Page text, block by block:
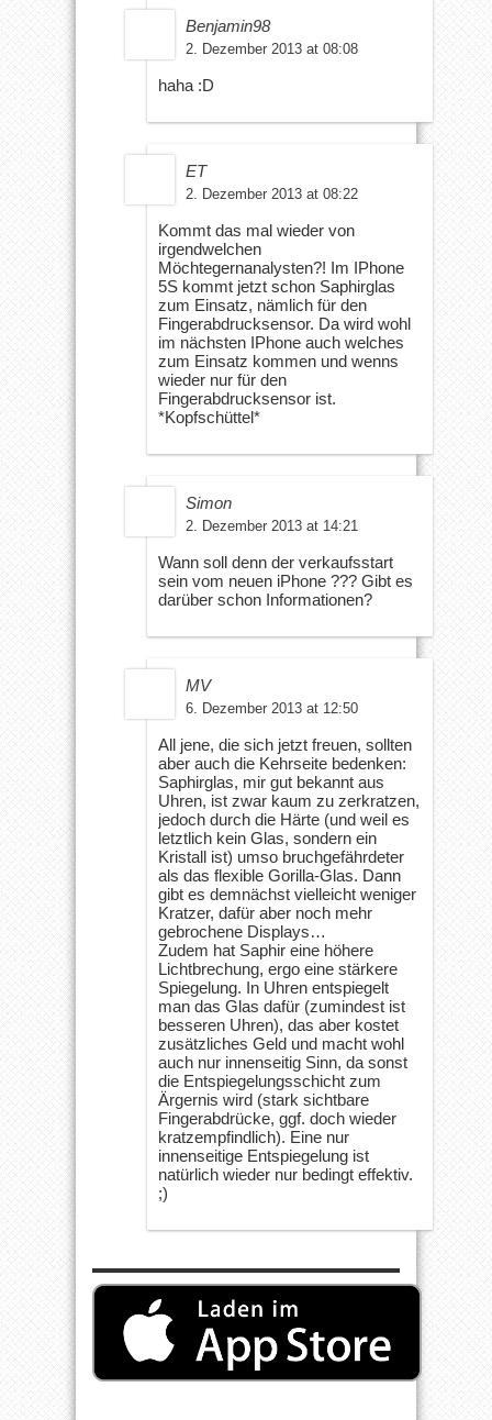
Benjamin98
2. Dezember 2013 at 08:08
haha :D
ET
2. Dezember 2013 at 08:22
Kommt das mal wieder von
irgendwelchen
Möchtegernanalysten?! Im IPhone
5S kommt jetzt schon Saphirglas
zum Einsatz, nämlich für den
Fingerabdrucksensor. Da wird wohl
im nächsten IPhone auch welches
zum Einsatz kommen und wenns
wieder nur für den
Fingerabdrucksensor ist.
*Kopfschüttel*
Simon
2. Dezember 2013 at 14:21
Wann soll denn der verkaufsstart
sein vom neuen iPhone ??? Gibt es
darüber schon Informationen?
MV
6. Dezember 2013 at 12:50
All jene, die sich jetzt freuen, sollten
aber auch die Kehrseite bedenken:
Saphirglas, mir gut bekannt aus
Uhren, ist zwar kaum zu zerkratzen,
jedoch durch die Härte (und weil es
letztlich kein Glas, sondern ein
Kristall ist) umso bruchgefährdeter
als das flexible Gorilla-Glas. Dann
gibt es demnächst vielleicht weniger
Kratzer, dafür aber noch mehr
gebrochene Displays…
Zudem hat Saphir eine höhere
Lichtbrechung, ergo eine stärkere
Spiegelung. In Uhren entspiegelt
man das Glas dafür (zumindest ist
besseren Uhren), das aber kostet
zusätzliches Geld und macht wohl
auch nur innenseitig Sinn, da sonst
die Entspiegelungsschicht zum
Ärgernis wird (stark sichtbare
Fingerabdrücke, ggf. doch wieder
kratzempfindlich). Eine nur
innenseitige Entspiegelung ist
natürlich wieder nur bedingt effektiv.
;)